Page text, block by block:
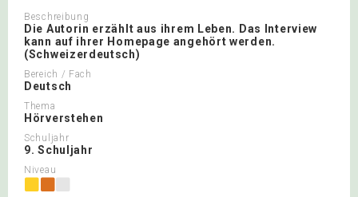
Beschreibung
Die Autorin erzählt aus ihrem Leben. Das Interview
kann auf ihrer Homepage angehört werden.
(Schweizerdeutsch)
Bereich / Fach
Deutsch
Thema
Hörverstehen
Schuljahr
9. Schuljahr
Niveau